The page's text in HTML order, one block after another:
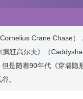
Crane Chase
狂高尔夫》（
是随着90年代《穿墙
。